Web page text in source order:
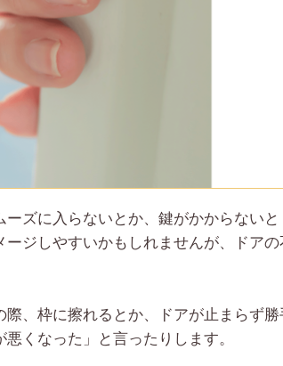
ズに入らないとか、鍵がかからないと
ジしやすいかもしれませんが、ドアの
、枠に擦れるとか、ドアが止まらず勝
くなった」と言ったりします。